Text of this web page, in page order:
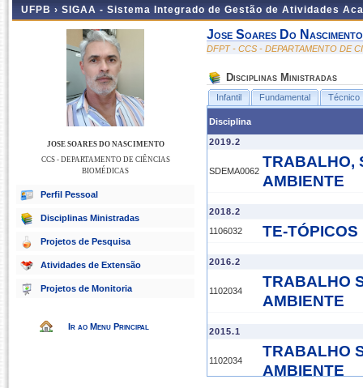
UFPB › SIGAA - Sistema Integrado de Gestão de Atividades
JOSE SOARES DO NASCIMENTO
CCS - DEPARTAMENTO DE CIÊNCIAS
BIOMÉDICAS
Perfil Pessoal
Disciplinas Ministradas
Projetos de Pesquisa
Atividades de Extensão
Projetos de Monitoria
Ir ao Menu Principal
Jose Soares Do Nascimento
DFPT - CCS - DEPARTAMENTO DE
Disciplinas Ministradas
Infantil Fundamental Técnico
Disciplina
2019.2
SDEMA0062
TRABALHO,
AMBIENTE
2018.2
1106032
TE-
2016.2
1102034
TRABALHO
AMBIENTE
2015.1
1102034
TRABALHO
AMBIENTE